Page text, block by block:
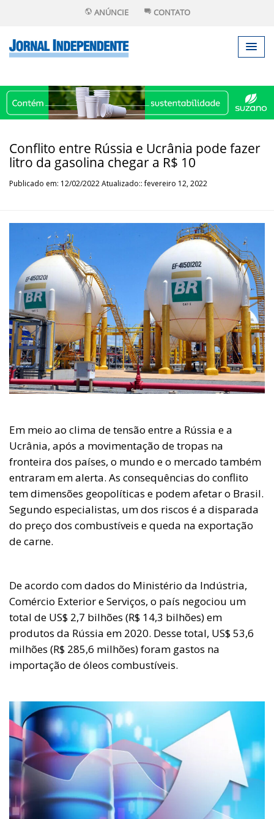
ANÚNCIE CONTATO
Conflito entre Rússia e Ucrânia pode fazer
litro da gasolina chegar a R$ 10
Publicado em: 12/02/2022 Atualizado:: fevereiro 12, 2022
Em meio ao clima de tensão entre a Rússia e a
Ucrânia, após a movimentação de tropas na
fronteira dos países, o mundo e o mercado também
entraram em alerta. As consequências do conflito
tem dimensões geopolíticas e podem afetar o Brasil.
Segundo especialistas, um dos riscos é a disparada
do preço dos combustíveis e queda na exportação
de carne.
De acordo com dados do Ministério da Indústria,
Comércio Exterior e Serviços, o país negociou um
total de US$ 2,7 bilhões (R$ 14,3 bilhões) em
produtos da Rússia em 2020. Desse total, US$ 53,6
milhões (R$ 285,6 milhões) foram gastos na
importação de óleos combustíveis.